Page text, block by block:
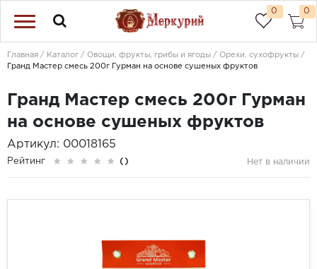
0 0
Главная Каталог Овощи, фрукты, грибы и ягоды
Орехи, сухофрукты
Гранд Мастер смесь 200г Гурман на основе сушеных фруктов
Гранд Мастер смесь 200г Гурман
на основе сушеных фруктов
Артикул: 00018165
Рейтинг () Нет в наличии